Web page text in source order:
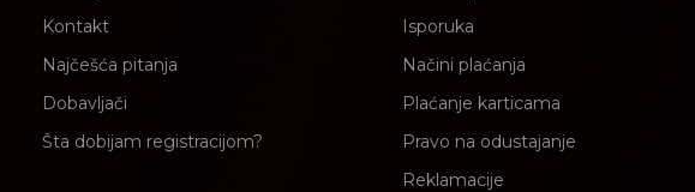
Kontakt
Najčešća pitanja
Dobavljači
Šta dobijam registracijom?
Isporuka
Načini plaćanja
Plaćanje karticama
Pravo na odustajanje
Reklamacije